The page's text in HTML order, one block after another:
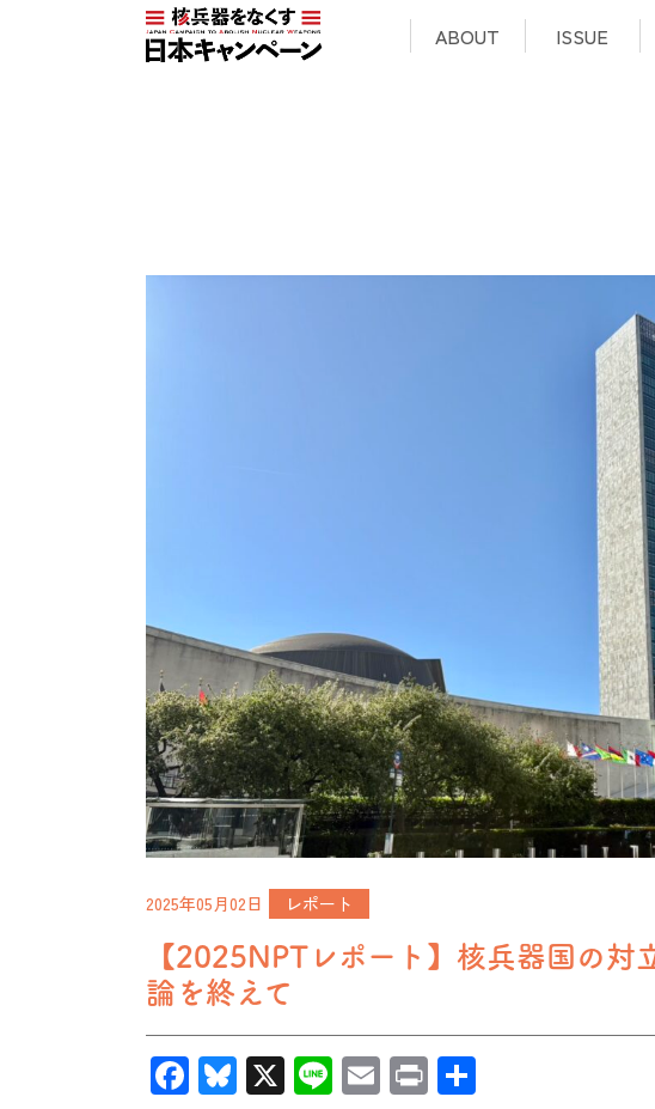
ABOUT ISSUE
2025年05月02日 レポート
【2025NPTレポート】核兵器国の対
論を終えて
Facebook
Bluesky
X LineEmailPrint